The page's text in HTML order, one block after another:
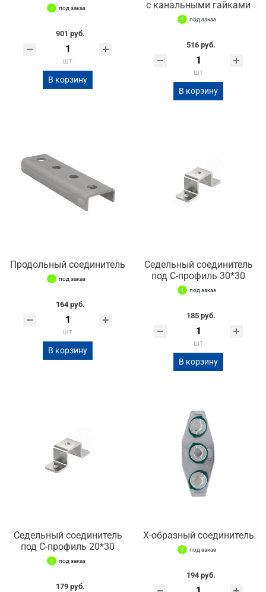
под заказ
901 руб.
шт
В корзину
с канальными гайками
под заказ
516 руб.
шт
В корзину
Продольный соединитель
под заказ
164 руб.
шт
В корзину
Седельный соединитель
под С-профиль 30*30
под заказ
185 руб.
шт
В корзину
Седельный соединитель
под С-профиль 20*30
под заказ
179 руб.
Х-образный соединитель
под заказ
194 руб.